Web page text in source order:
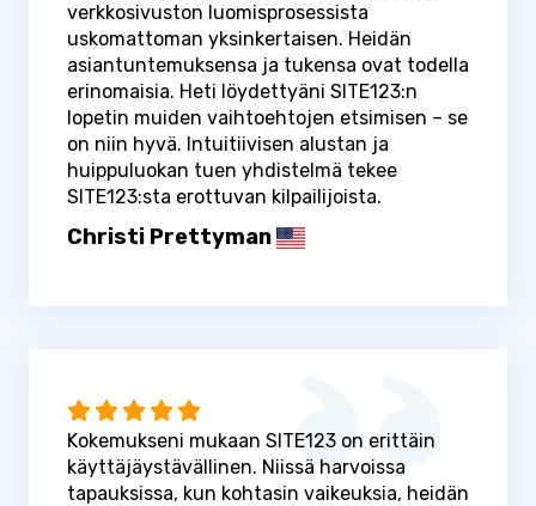
verkkosivuston luomisprosessista
uskomattoman yksinkertaisen. Heidän
asiantuntemuksensa ja tukensa ovat todella
erinomaisia. Heti löydettyäni SITE123:n
lopetin muiden vaihtoehtojen etsimisen – se
on niin hyvä. Intuitiivisen alustan ja
huippuluokan tuen yhdistelmä tekee
SITE123:sta erottuvan kilpailijoista.
Christi Prettyman
Kokemukseni mukaan SITE123 on erittäin
käyttäjäystävällinen. Niissä harvoissa
tapauksissa, kun kohtasin vaikeuksia, heidän